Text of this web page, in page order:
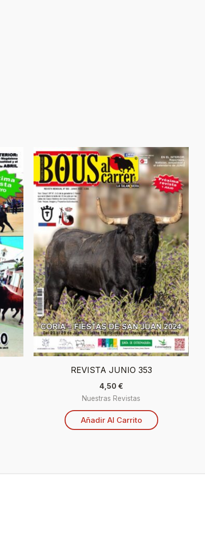
REVISTA JUNIO 353
4,50€
Nuestras Revistas
Añadir Al Carrito